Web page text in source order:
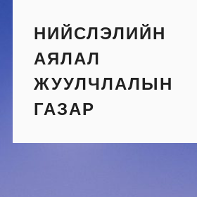
contentНИЙСЛЭЛИЙН
АЯЛАЛ
ЖУУЛЧЛАЛЫН
ГАЗАР